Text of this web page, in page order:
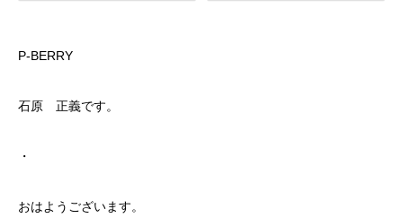
P-BERRY
石原 正義です。
・
おはようございます。